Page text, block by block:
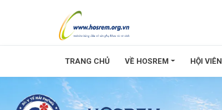
TRANG CHỦ VỀ HOSREM HỘI VIÊN